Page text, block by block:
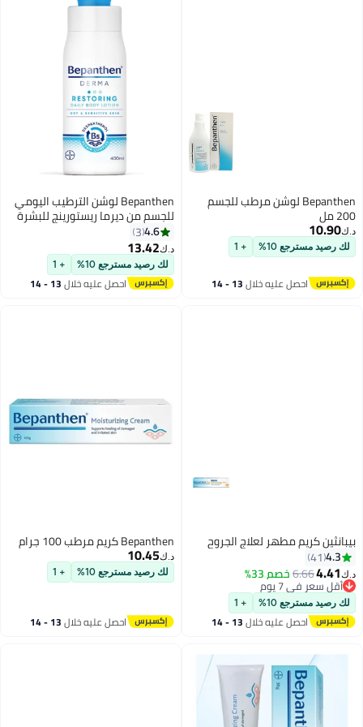
Bepanthen لوشن مرطب للجسم
200 مل
د.ك‏10.90
لك رصيد مسترجع 10% + 1
احصل عليه خلال 13 - 14
Bepanthen لوشن الترطيب اليومي
للجسم من ديرما ريستورينج للبشرة
الجافة والحساسة، 400 مل
4.6
3
د.ك‏13.42
لك رصيد مسترجع 10% + 1
احصل عليه خلال 13 - 14
بيبانثين كريم مطهر لعلاج الجروح
4.3
41
د.ك‏4.41
6.66خصم 33%
أقل سعر في 7 يوم
أقل سعر في 7 يوم
لك رصيد مسترجع 10% + 1
احصل عليه خلال 13 - 14
Bepanthen كريم مرطب 100 جرام
د.ك‏10.45
لك رصيد مسترجع 10% + 1
احصل عليه خلال 13 - 14